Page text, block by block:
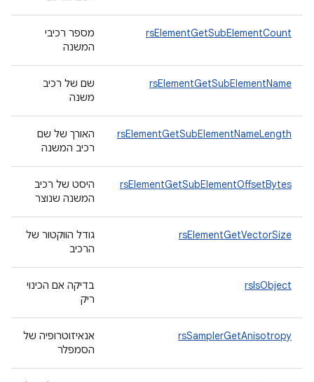
rsElementGetSubElementCount
מספר רכיבי
המשנה
rsElementGetSubElementName
שם של רכיב
משנה
rsElementGetSubElementNameLength
האורך של שם
רכיב המשנה
rsElementGetSubElementOffsetBytes
היסט של רכיב
המשנה שנוצר
rsElementGetVectorSize
גודל הווקטור של
הרכיב
rsIsObject
בדיקה אם הכינוי
ריק
rsSamplerGetAnisotropy
אנאיזוטרופיה של
הסמפלר